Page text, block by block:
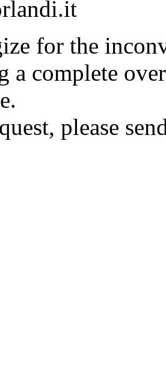
for the
a complete
please